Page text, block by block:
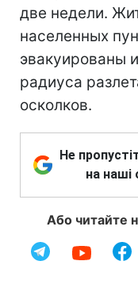
две недели.
населенных
эвакуированы
радиуса
осколков.
Не
на наші
Або читайте